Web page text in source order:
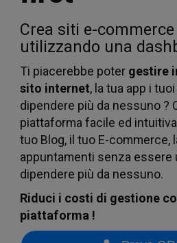
Crea siti e-
utilizzando una
Ti piacerebbe poter gestire
sito internet, la tua app i
dipendere più da nessuno ?
piattaforma facile ed
tuo Blog, il tuo E-commerce,
appuntamenti senza essere
dipendere più da nessuno.
Riduci i costi di gestione
piattaforma !